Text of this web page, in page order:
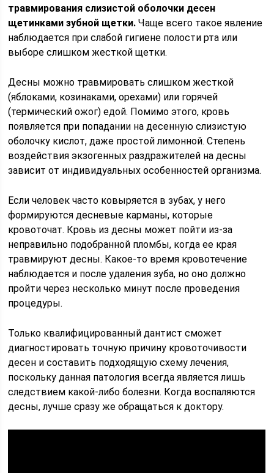
травмирования слизистой оболочки десен
щетинками зубной щетки. Чаще всего такое явление
наблюдается при слабой гигиене полости рта или
выборе слишком жесткой щетки.
Десны можно травмировать слишком жесткой
(яблоками, козинаками, орехами) или горячей
(термический ожог) едой. Помимо этого, кровь
появляется при попадании на десенную слизистую
оболочку кислот, даже простой лимонной. Степень
воздействия экзогенных раздражителей на десны
зависит от индивидуальных особенностей организма.
Если человек часто ковыряется в зубах, у него
формируются десневые карманы, которые
кровоточат. Кровь из десны может пойти из-за
неправильно подобранной пломбы, когда ее края
травмируют десны. Какое-то время кровотечение
наблюдается и после удаления зуба, но оно должно
пройти через несколько минут после проведения
процедуры.
Только квалифицированный дантист сможет
диагностировать точную причину кровоточивости
десен и составить подходящую схему лечения,
поскольку данная патология всегда является лишь
следствием какой-либо болезни. Когда воспаляются
десны, лучше сразу же обращаться к доктору.